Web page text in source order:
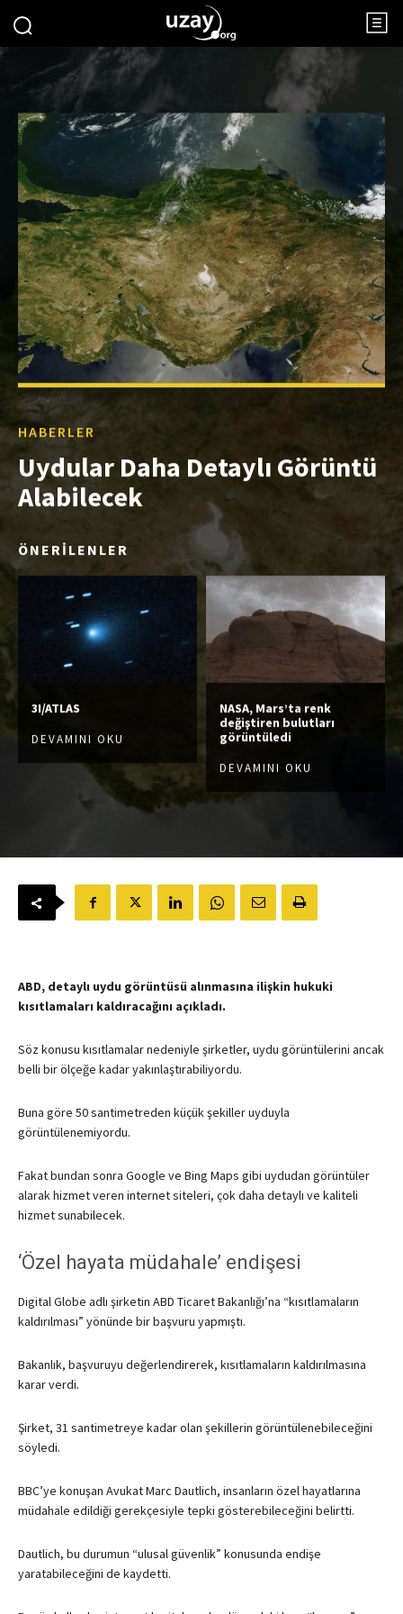
HABERLER
Uydular Daha Detaylı Görüntü
Alabilecek
ÖNERİLENLER
3I/ATLAS
DEVAMINI OKU
NASA, Mars’ta renk
değiştiren bulutları
görüntüledi
DEVAMINI OKU
ABD, detaylı uydu görüntüsü alınmasına ilişkin hukuki
kısıtlamaları kaldıracağını açıkladı.
Söz konusu kısıtlamalar nedeniyle şirketler, uydu görüntülerini ancak
belli bir ölçeğe kadar yakınlaştırabiliyordu.
Buna göre 50 santimetreden küçük şekiller uyduyla
görüntülenemiyordu.
Fakat bundan sonra Google ve Bing Maps gibi uydudan görüntüler
alarak hizmet veren internet siteleri, çok daha detaylı ve kaliteli
hizmet sunabilecek.
‘Özel hayata müdahale’ endişesi
Digital Globe adlı şirketin ABD Ticaret Bakanlığı’na “kısıtlamaların
kaldırılması” yönünde bir başvuru yapmıştı.
Bakanlık, başvuruyu değerlendirerek, kısıtlamaların kaldırılmasına
karar verdi.
Şirket, 31 santimetreye kadar olan şekillerin görüntülenebileceğini
söyledi.
BBC’ye konuşan Avukat Marc Dautlich, insanların özel hayatlarına
müdahale edildiği gerekçesiyle tepki gösterebileceğini belirtti.
Dautlich, bu durumun “ulusal güvenlik” konusunda endişe
yaratabileceğini de kaydetti.